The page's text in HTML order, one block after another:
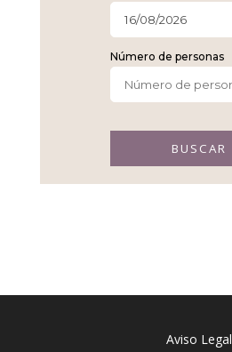
Número de personas
BUSCAR
Aviso Legal